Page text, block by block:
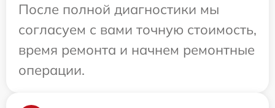
После полной диагностики мы
согласуем с вами точную стоимость,
время ремонта и начнем ремонтные
операции.